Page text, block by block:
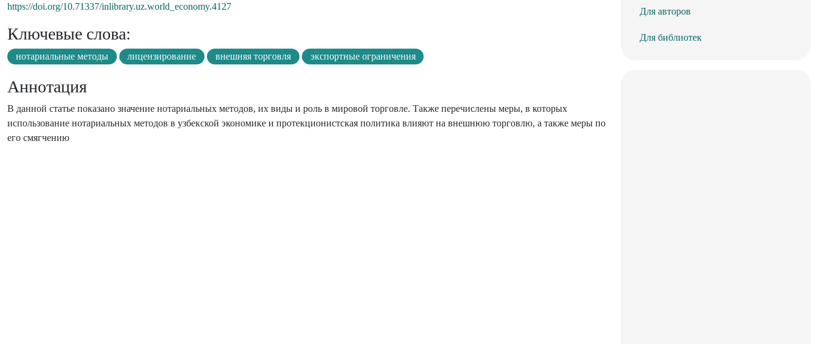
https://doi.org/10.71337/inlibrary.uz.world_economy.4127
Ключевые слова:
нотариальные методы лицензирование внешняя торговля экспортные ограничения
Аннотация
В данной статье показано значение нотариальных методов, их виды и роль в мировой торговле. Также перечислены меры, в которых
использование нотариальных методов в узбекской экономике и протекционистская политика влияют на внешнюю торговлю, а также меры по
его смягчению
Для авторов
Для библиотек